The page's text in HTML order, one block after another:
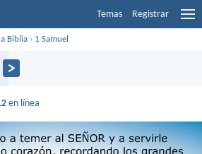
Temas Registrar
Biblia › 1 Samuel
en línea